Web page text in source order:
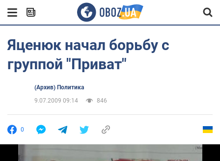
Яценюк начал борьбу с
группой "Приват"
(Архив) Политика
9.07.2009 09:14
846
0